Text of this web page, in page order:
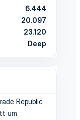
6.444
20.097
23.120
Deep
Republic
um